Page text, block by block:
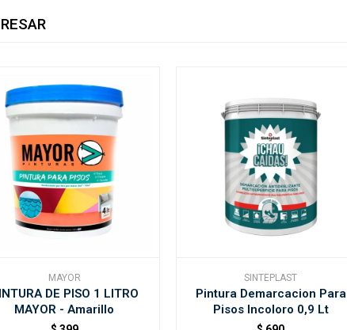
MAYOR
DE PISO 1 LITRO
MAYOR - Amarillo
SINTEPLAST
Pintura Demarcacion Para
Pisos Incoloro 0,9 Lt